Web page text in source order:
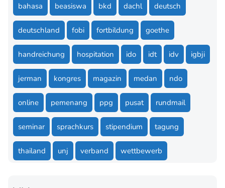
bahasa beasiswa bkd dachl deutsch
deutschland fobi fortbildung goethe
handreichung hospitation ido idt idv igbji
jerman kongres magazin medan ndo
online pemenang ppg pusat rundmail
seminar sprachkurs stipendium tagung
thailand unj verband wettbewerb